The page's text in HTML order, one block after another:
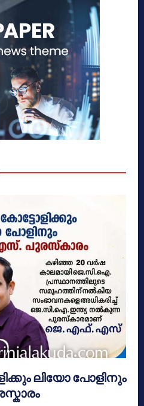
ലിയോ പോളിനും